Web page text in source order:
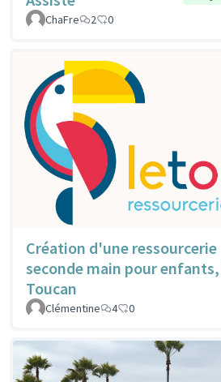
ChaFre
2 0
Création d'une ressourcerie
seconde main pour
Toucan
Clémentine 4 0